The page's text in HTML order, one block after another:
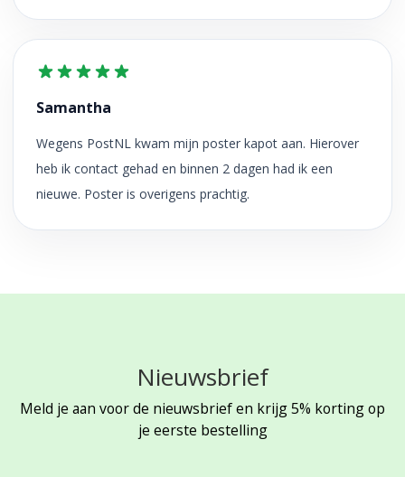
Samantha
Wegens PostNL kwam mijn poster kapot aan. Hierover
heb ik contact gehad en binnen 2 dagen had ik een
nieuwe. Poster is overigens prachtig.
Nieuwsbrief
Meld je aan voor de nieuwsbrief en krijg 5% korting op
je eerste bestelling